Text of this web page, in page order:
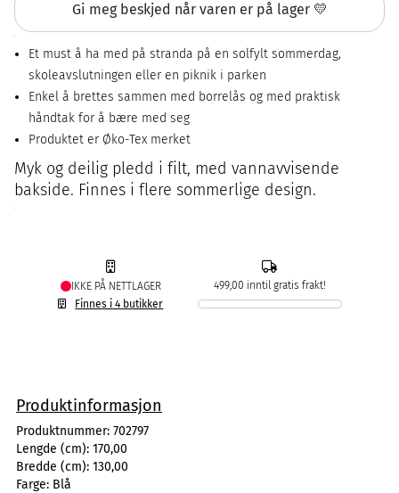
Gi meg beskjed når varen er på lager 💛
Et must å ha med på stranda på en solfylt sommerdag,
skoleavslutningen eller en piknik i parken
Enkel å brettes sammen med borrelås og med praktisk
håndtak for å bære med seg
Produktet er Øko-Tex merket
Myk og deilig pledd i filt, med vannavvisende
bakside. Finnes i flere sommerlige design.
IKKE PÅ NETTLAGER
Finnes i 4 butikker
499,00 inntil gratis frakt!
Produktinformasjon
Produktnummer: 702797
Lengde (cm): 170,00
Bredde (cm): 130,00
Farge: Blå